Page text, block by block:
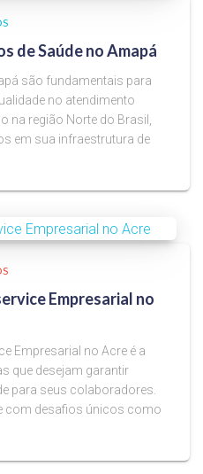
de Saúde no Amapá
são fundamentais para
no atendimento
na região Norte do Brasil,
em sua infraestrutura de
Empresarial no
Empresarial no Acre é a
que desejam garantir
para seus colaboradores.
com desafios únicos como